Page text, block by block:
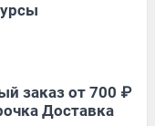
заказ от 700 ₽
Доставка